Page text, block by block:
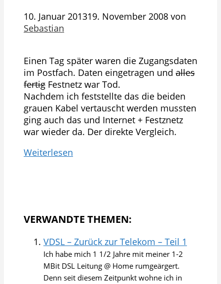
10. Januar 201319. November 2008 von
Sebastian
Einen Tag später waren die Zugangsdaten
im Postfach. Daten eingetragen und alles
fertig Festnetz war Tod.
Nachdem ich feststellte das die beiden
grauen Kabel vertauscht werden mussten
ging auch das und Internet + Festznetz
war wieder da. Der direkte Vergleich.
Weiterlesen
VERWANDTE THEMEN:
VDSL – Zurück zur Telekom – Teil 1
Ich habe mich 1 1/2 Jahre mit meiner 1-2
MBit DSL Leitung @ Home rumgeärgert.
Denn seit diesem Zeitpunkt wohne ich in